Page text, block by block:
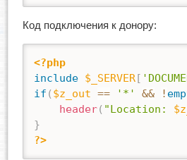
Код подключения к донору:
<?php
include $_SERVER[
if ( $z_out == '*' && !
header( "Location:
}
?>